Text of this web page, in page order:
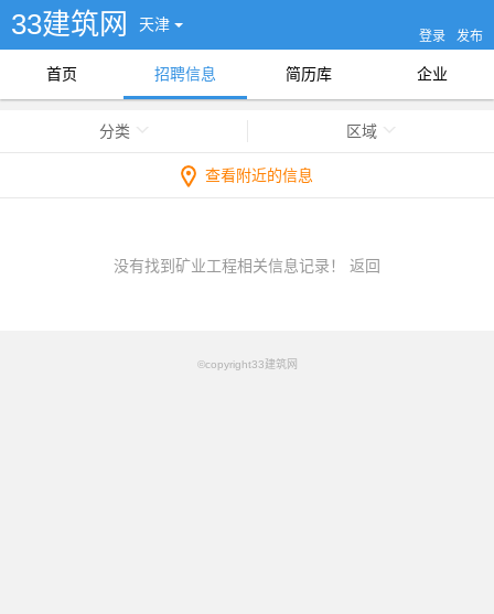
33建筑网 天津
登录 发布
首页 招聘信息 简历库 企业
分类 区域
查看附近的信息
没有找到矿业工程相关信息记录！ 返回
©copyright33建筑网